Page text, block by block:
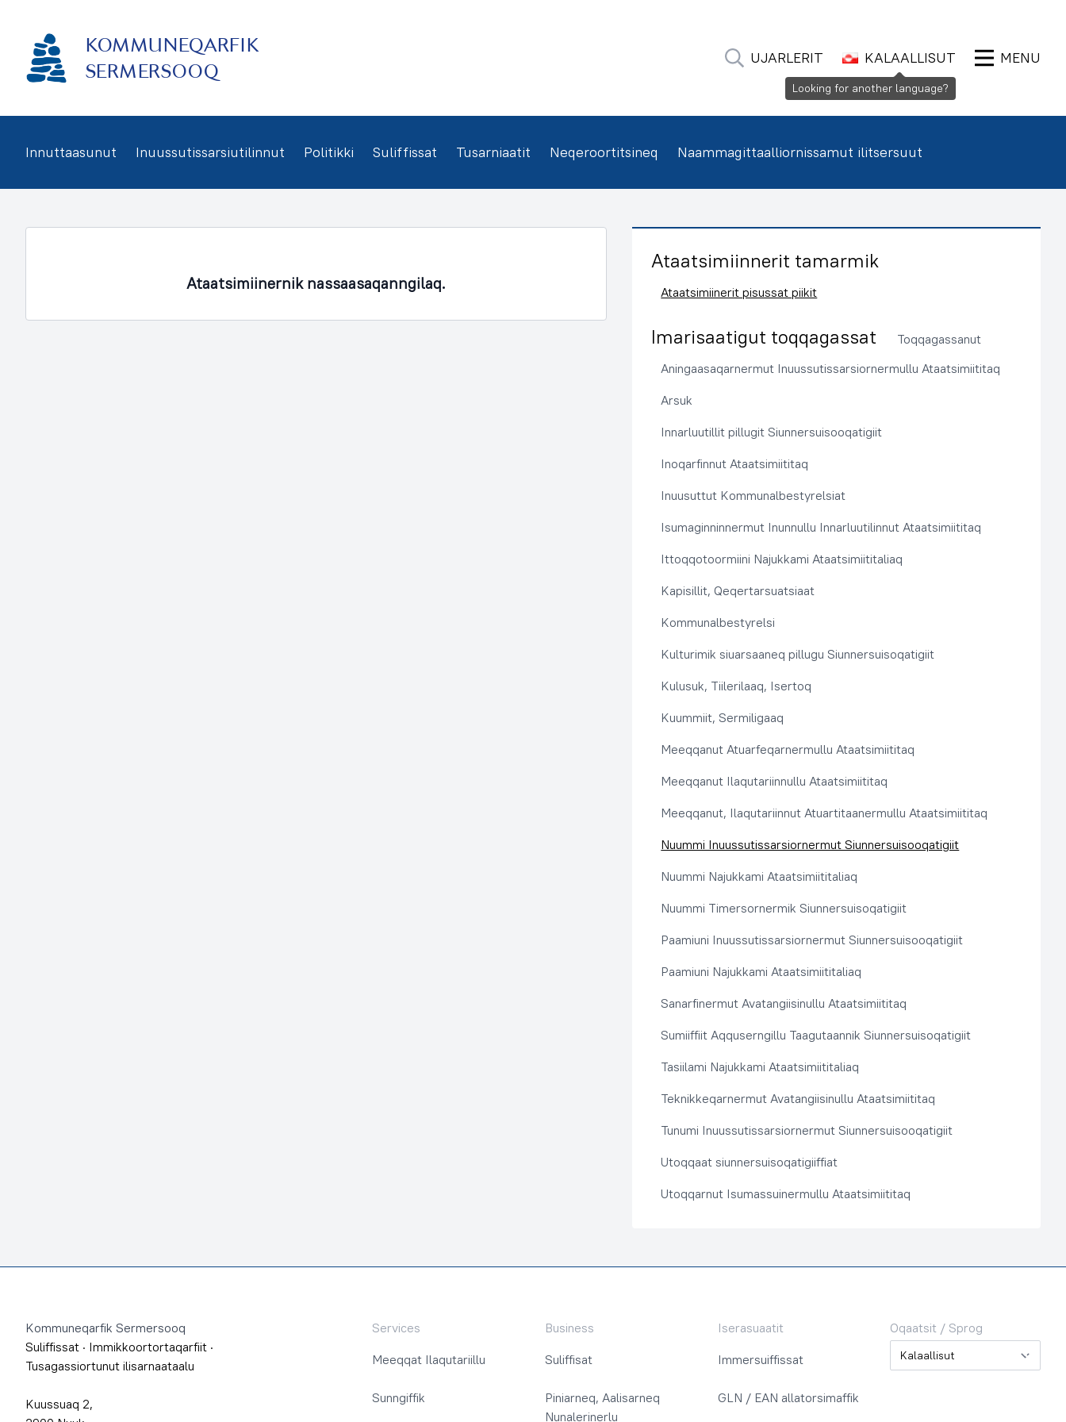
KOMMUNEQARFIK
SERMERSOOQ
UJARLERIT KALAALLISUT MENU
Innuttaasunut Inuussutissarsiutilinnut Politikki Suliffissat Tusarniaatit Neqeroortitsineq Naammagittaalliornissamut ilitsersuut
Ataatsimiinernik nassaasaqanngilaq.
Ataatsimiinnerit tamarmik
Ataatsimiinerit pisussat piikit
Imarisaatigut toqqagassat
Toqqagassanut
Aningaasaqarnermut Inuussutissarsiornermullu Ataatsimiititaq
Arsuk
Innarluutillit pillugit Siunnersuisooqatigiit
Inoqarfinnut Ataatsimiititaq
Inuusuttut Kommunalbestyrelsiat
Isumaginninnermut Inunnullu Innarluutilinnut Ataatsimiititaq
Ittoqqotoormiini Najukkami Ataatsimiititaliaq
Kapisillit, Qeqertarsuatsiaat
Kommunalbestyrelsi
Kulturimik siuarsaaneq pillugu Siunnersuisoqatigiit
Kulusuk, Tiilerilaaq, Isertoq
Kuummiit, Sermiligaaq
Meeqqanut Atuarfeqarnermullu Ataatsimiititaq
Meeqqanut Ilaqutariinnullu Ataatsimiititaq
Meeqqanut, Ilaqutariinnut Atuartitaanermullu Ataatsimiititaq
Nuummi Inuussutissarsiornermut Siunnersuisooqatigiit
Nuummi Najukkami Ataatsimiititaliaq
Nuummi Timersornermik Siunnersuisoqatigiit
Paamiuni Inuussutissarsiornermut Siunnersuisooqatigiit
Paamiuni Najukkami Ataatsimiititaliaq
Sanarfinermut Avatangiisinullu Ataatsimiititaq
Sumiiffiit Aqquserngillu Taagutaannik Siunnersuisoqatigiit
Tasiilami Najukkami Ataatsimiititaliaq
Teknikkeqarnermut Avatangiisinullu Ataatsimiititaq
Tunumi Inuussutissarsiornermut Siunnersuisooqatigiit
Utoqqaat siunnersuisoqatigiiffiat
Utoqqarnut Isumassuinermullu Ataatsimiititaq
Kommuneqarfik Sermersooq
Suliffissat · Immikkoortortaqarfiit ·
Tusagassiortunut ilisarnaataalu
Kuussuaq 2,
Services
Meeqqat Ilaqutariillu
Sunngiffik
Business
Suliffisat
Piniarneq, Aalisarneq
Nunalerinerlu
Iserasuaatit
Immersuiffissat
GLN / EAN allatorsimaffik
Oqaatsit / Sprog
Oqaatsit / Sprog
Looking for another language?